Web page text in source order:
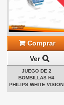
Comprar
Ver
JUEGO DE 2
BOMBILLAS H4
PHILIPS WHITE VISION